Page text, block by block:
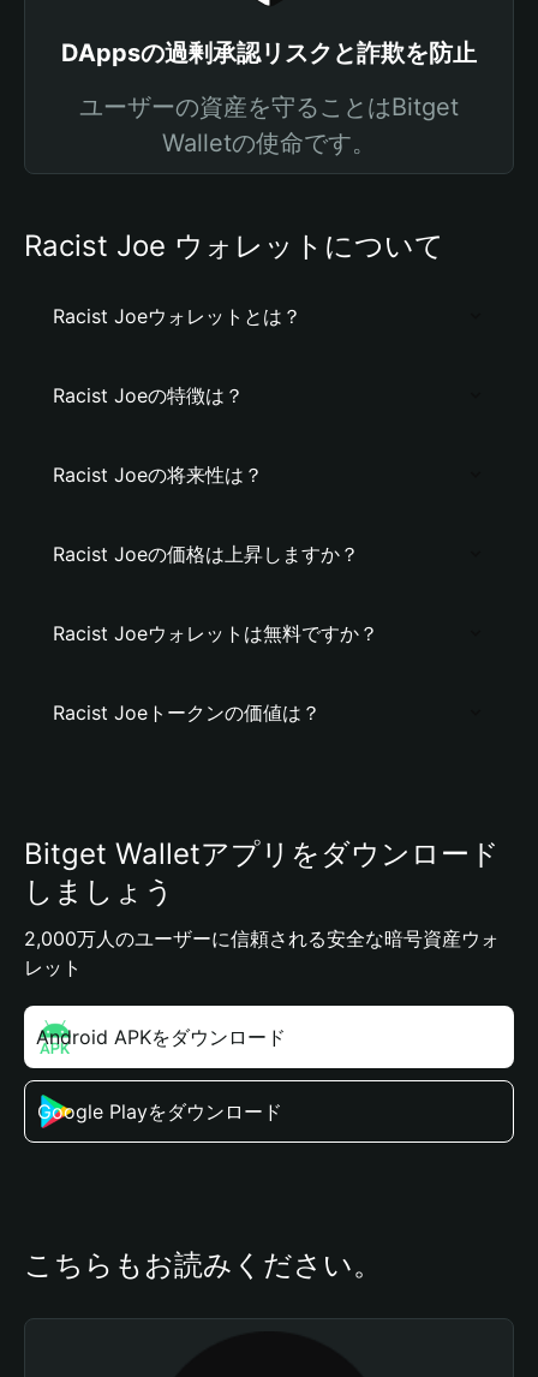
DAppsの過剰承認リスクと詐欺を防止
ユーザーの資産を守ることはBitget
Walletの使命です。
Racist Joe ウォレットについて
Racist Joeウォレットとは？
Racist Joeの特徴は？
Racist Joeの将来性は？
Racist Joeの価格は上昇しますか？
Racist Joeウォレットは無料ですか？
Racist Joeトークンの価値は？
Bitget Walletアプリをダウンロード
しましょう
2,000万人のユーザーに信頼される安全な暗号資産ウォ
レット
Android APKをダウンロード
Google Playをダウンロード
こちらもお読みください。